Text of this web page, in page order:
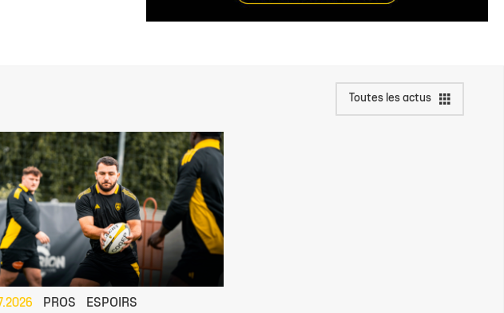
Toutes les actus
PROS ESPOIRS